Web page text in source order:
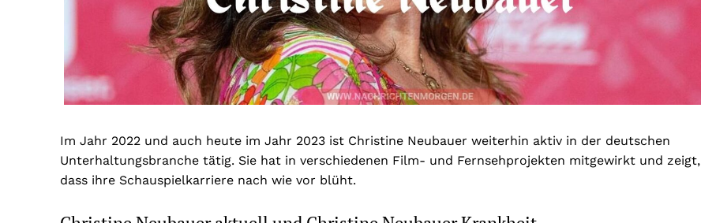
Im Jahr 2022 und auch heute im Jahr 2023 ist Christine Neubauer weiterhin aktiv in der deutschen
Unterhaltungsbranche tätig. Sie hat in verschiedenen Film- und Fernsehprojekten mitgewirkt und zeigt,
dass ihre Schauspielkarriere nach wie vor blüht.